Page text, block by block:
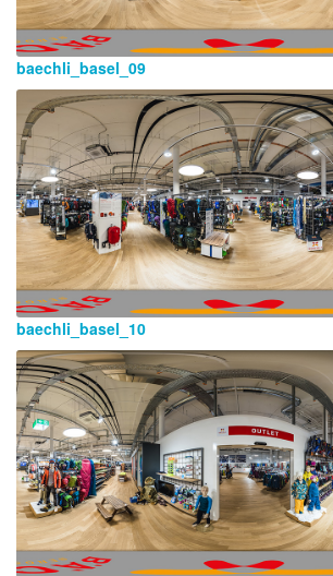
baechli_basel_09
baechli_basel_10